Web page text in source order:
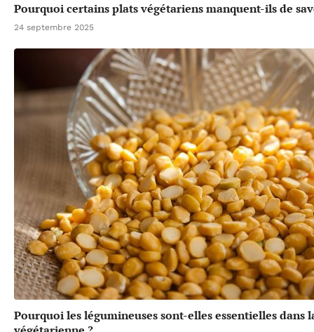
Pourquoi certains plats végétariens manquent-ils de
24 septembre 2025
Pourquoi les légumineuses sont-elles essentielles dans